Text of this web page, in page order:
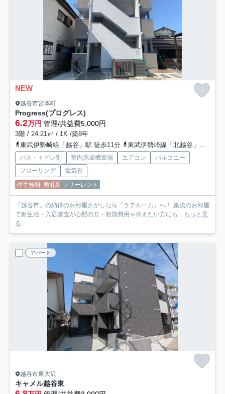
NEW
越谷市宮本町
Progress(プログレス)
6.2万円 管理/共益費5,000円
3階 / 24.21㎡ / 1K /築8年
東武伊勢崎線「越谷」駅 徒歩11分
東武伊勢崎線「北越谷」駅 徒歩14分
バス・トイレ別 室内洗濯機置場 エアコン
バルコニー
フローリング
電気有
仲手無料 敷礼0 フリーレント
『越谷市』の納得のお部屋さがしなら『ラテルーム』へ！ 築浅のお部屋
で新生活・入居審査が心配の方・初期費用を抑えたい方にも... もっと見
る
アパート
越谷市東大沢
キャメル越谷東